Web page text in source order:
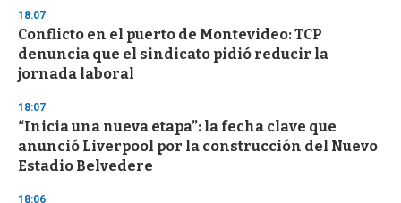
18:07
Conflicto en el puerto de Montevideo: TCP
denuncia que el sindicato pidió reducir la
jornada laboral
18:07
“Inicia una nueva etapa”: la fecha clave que
anunció Liverpool por la construcción del Nuevo
Estadio Belvedere
18:06